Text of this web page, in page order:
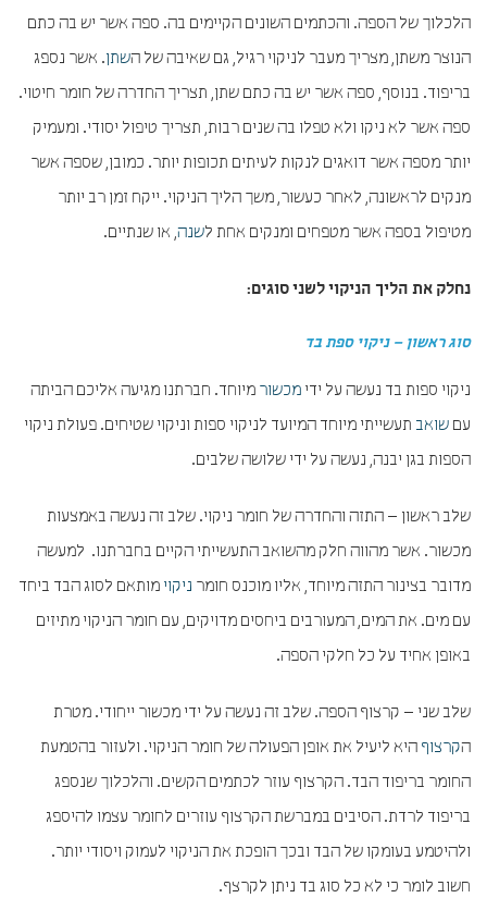
הלכלוך של הספה. והכתמים השונים הקיימים בה. ספה אשר יש בה כתם
הנוצר משתן, מצריך מעבר לניקוי רגיל, גם שאיבה של השתן. אשר נספג
בריפוד. בנוסף, ספה אשר יש בה כתם שתן, תצריך החדרה של חומר חיטוי.
ספה אשר לא ניקו ולא טפלו בה שנים רבות, תצריך טיפול יסודי. ומעמיק
יותר מספה אשר דואגים לנקות לעיתים תכופות יותר. כמובן, שספה אשר
מנקים לראשונה, לאחר כעשור, משך הליך הניקוי. ייקח זמן רב יותר
מטיפול בספה אשר מטפחים ומנקים אחת לשנה, או שנתיים.
נחלק את הליך הניקוי לשני סוגים:
סוג ראשון – ניקוי ספת בד
ניקוי ספות בד נעשה על ידי מכשור מיוחד. חברתנו מגיעה אליכם הביתה
עם שואב תעשייתי מיוחד המיועד לניקוי ספות וניקוי שטיחים. פעולת ניקוי
הספות בגן יבנה, נעשה על ידי שלושה שלבים.
שלב ראשון – התזה והחדרה של חומר ניקוי. שלב זה נעשה באמצעות
מכשור. אשר מהווה חלק מהשואב התעשייתי הקיים בחברתנו. למעשה
מדובר בצינור התזה מיוחד, אליו מוכנס חומר ניקוי מותאם לסוג הבד ביחד
עם מים. את המים, המעורבים ביחסים מדויקים, עם חומר הניקוי מתיזים
באופן אחיד על כל חלקי הספה.
שלב שני – קרצוף הספה. שלב זה נעשה על ידי מכשור ייחודי. מטרת
הקרצוף היא ליעיל את אופן הפעולה של חומר הניקוי. ולעזור בהטמעת
החומר בריפוד הבד. הקרצוף עוזר לכתמים הקשים. והלכלוך שנספג
בריפוד לרדת. הסיבים במברשת הקרצוף עוזרים לחומר עצמו להיספג
ולהיטמע בעומקו של הבד ובכך הופכת את הניקוי לעמוק ויסודי יותר.
חשוב לומר כי לא כל סוג בד ניתן לקרצף.